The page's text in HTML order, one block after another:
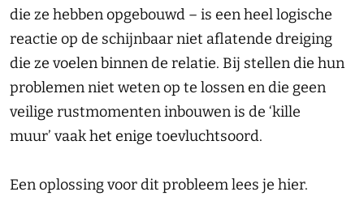
die ze hebben opgebouwd – is een heel logische
reactie op de schijnbaar niet aflatende dreiging
die ze voelen binnen de relatie. Bij stellen die hun
problemen niet weten op te lossen en die geen
veilige rustmomenten inbouwen is de ‘kille
muur’ vaak het enige toevluchtsoord.
Een oplossing voor dit probleem lees je hier.